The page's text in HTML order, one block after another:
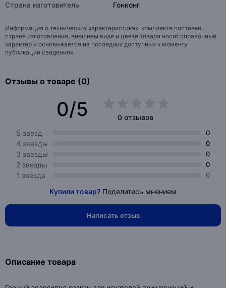
Страна изготовитель Гонконг
Информация о технических характеристиках, комплекте поставки,
стране изготовления, внешнем виде и цвете товара носит справочный
характер и основывается на последних доступных к моменту
публикации сведениях
Отзывы о товаре (0)
0/5
0 отзывов
5 звезд
0
4 звезды 0
3 звезды 0
2 звезды 0
1 звезда 0
Купили товар? Поделитесь мнением
Написать отзыв
Описание товара